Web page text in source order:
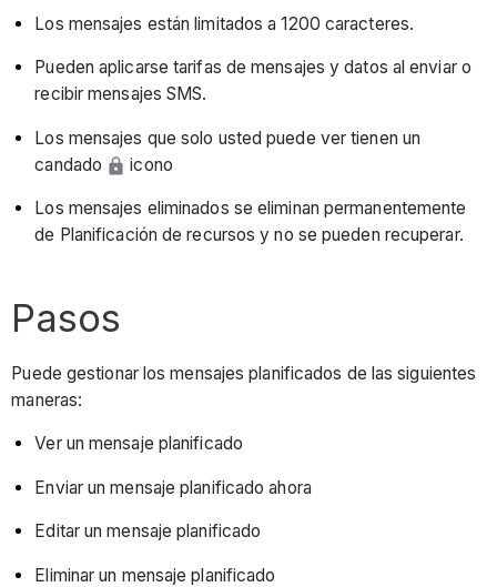
Los mensajes están limitados a 1200 caracteres.
Pueden aplicarse tarifas de mensajes y datos al enviar o
recibir mensajes SMS.
Los mensajes que solo usted puede ver tienen un
candado
icono
Los mensajes eliminados se eliminan permanentemente
de Planificación de recursos y no se pueden recuperar.
Pasos
Puede gestionar los mensajes planificados de las siguientes
maneras:
Ver un mensaje planificado
Enviar un mensaje planificado ahora
Editar un mensaje planificado
Eliminar un mensaje planificado